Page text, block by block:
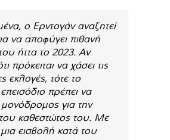
ο Ερντογάν αναζητεί
να αποφύγει πιθανή
ήττα το 2023. Αν
πρόκειται να χάσει τις
εκλογές, τότε το
πρέπει να
μονόδρομος για την
καθεστώτος του. Με
εισβολή κατά του